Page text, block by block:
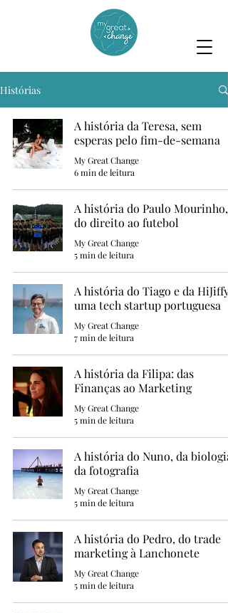
Histórias
A história da Teresa, sem
esperas pelo fim-de-semana
My Great Change
6 min de leitura
A história do Paulo Mourinho,
do direito ao futebol
My Great Change
5 min de leitura
A história do Tiago e da HiJiffy,
uma tech startup portuguesa
My Great Change
7 min de leitura
A história da Filipa: das
Finanças ao Marketing
My Great Change
5 min de leitura
A história do Nuno, da biologia
da fotografia
My Great Change
5 min de leitura
A história do Pedro, do trade
marketing à Lanchonete
My Great Change
5 min de leitura